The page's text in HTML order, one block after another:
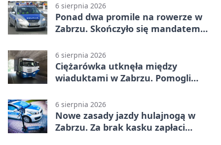
6 sierpnia 2026
Ponad dwa promile na rowerze w
Zabrzu. Skończyło się mandatem
6 sierpnia 2026
Ciężarówka utknęła między
wiaduktami w Zabrzu. Pomogli
6 sierpnia 2026
Nowe zasady jazdy hulajnogą w
Zabrzu. Za brak kasku zapłaci